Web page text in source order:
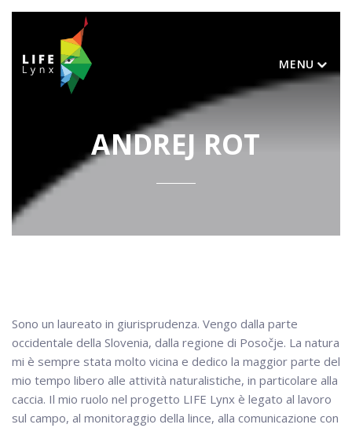
MENU
ANDREJ ROT
Sono un laureato in giurisprudenza. Vengo dalla parte
occidentale della Slovenia, dalla regione di Posočje. La natura
mi è sempre stata molto vicina e dedico la maggior parte del
mio tempo libero alle attività naturalistiche, in particolare alla
caccia. Il mio ruolo nel progetto LIFE Lynx è legato al lavoro
sul campo, al monitoraggio della lince, alla comunicazione con